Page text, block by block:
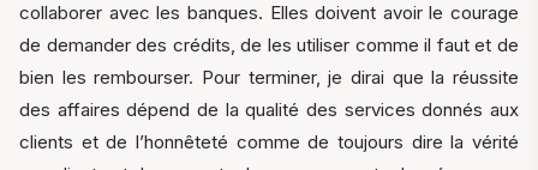
collaborer avec les banques. Elles doivent avoir le courage
de demander des crédits, de les utiliser comme il faut et de
bien les rembourser. Pour terminer, je dirai que la réussite
des affaires dépend de la qualité des services donnés aux
clients et de l’honnêteté comme de toujours dire la vérité